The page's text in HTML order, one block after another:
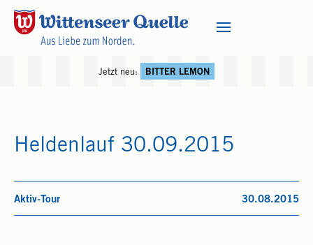
Jetzt neu: BITTER LEMON
Heldenlauf 30.09.2015
Aktiv-Tour 30.08.2015